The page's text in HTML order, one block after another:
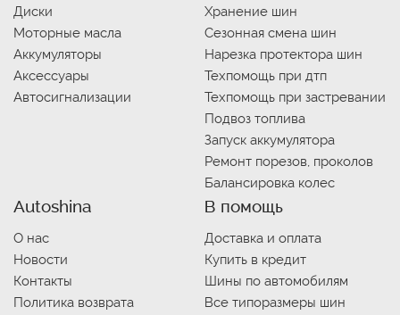
Диски
Моторные масла
Аккумуляторы
Аксессуары
Автосигнализации
Хранение шин
Сезонная смена шин
Нарезка протектора шин
Техпомощь при дтп
Техпомощь при застревании
Подвоз топлива
Запуск аккумулятора
Ремонт порезов, проколов
Балансировка колес
Autoshina
О нас
Новости
Контакты
Политика возврата
В помощь
Доставка и оплата
Купить в кредит
Шины по автомобилям
Все типоразмеры шин